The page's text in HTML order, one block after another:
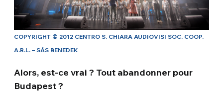
COPYRIGHT © 2012 CENTRO S. CHIARA AUDIOVISI SOC. COOP.
A.R.L. – SÁS BENEDEK
Alors, est-ce vrai ? Tout abandonner pour
Budapest ?